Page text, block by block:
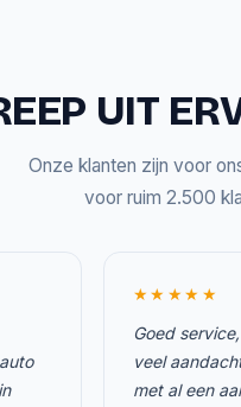
UIT
Onze klanten zijn voor
voor ruim 2.500
★★★★★
Goed
veel
met al een